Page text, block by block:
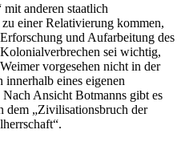
anderen staatlich
einer Relativierung kommen,
und Aufarbeitung des
sei wichtig,
vorgesehen nicht in der
innerhalb eines eigenen
Ansicht Botmanns gibt es
dem „Zivilisationsbruch der